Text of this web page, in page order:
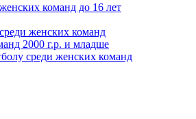
команд до 16 лет
женских команд
2000 г.р. и младше
среди женских команд